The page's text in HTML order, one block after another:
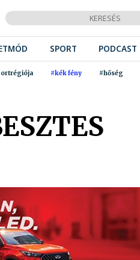
SPORT PODCAST
#kék fény #hőség